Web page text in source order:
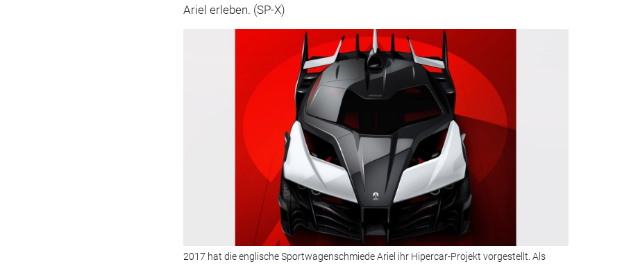
Ariel erleben. (SP-X)
2017 hat die englische Sportwagenschmiede Ariel ihr Hipercar-Projekt vorgestellt. Als